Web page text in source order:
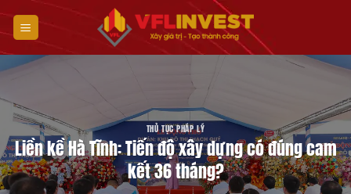
qua
nội
dung
THỦ TỤC PHÁP LÝ
Liền kề Hà Tĩnh: Tiến độ xây dựng có đúng cam
kết 36 tháng?